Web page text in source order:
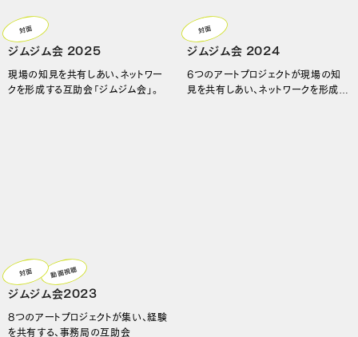
ジムジム会 2025
現場の知見を共有しあい、ネットワー
クを形成する互助会「ジムジム会」。
対面
ジムジム会 2024
6つのアートプロジェクトが現場の知
見を共有しあい、ネットワークを形成す
対面
ジムジム会2023
8つのアートプロジェクトが集い、経験
を共有する、事務局の互助会
対面 動画視聴